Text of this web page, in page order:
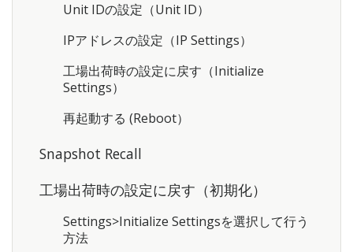
Unit IDの設定（Unit ID）
IPアドレスの設定（IP Settings）
工場出荷時の設定に戻す（Initialize
Settings）
再起動する (Reboot）
Snapshot Recall
工場出荷時の設定に戻す（初期化）
Settings>Initialize Settingsを選択して行う
方法